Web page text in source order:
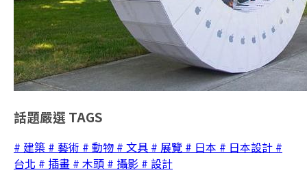
話題嚴選 TAGS
# 建築 # 藝術 # 動物 # 文具 # 展覽 # 日本 # 日本設計 #
台北 # 插畫 # 木頭 # 攝影 # 設計